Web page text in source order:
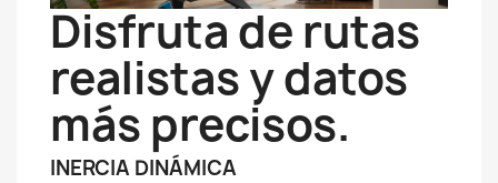
Disfruta de rutas
realistas y datos
más precisos.
INERCIA DINÁMICA